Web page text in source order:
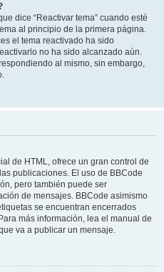
dice “Reactivar tema” cuando esté
al principio de la primera página.
el tema reactivado ha sido
no ha sido alcanzado aún.
al mismo, sin embargo,
de HTML, ofrece un gran control de
publicaciones. El uso de BBCode
pero también puede ser
de mensajes. BBCode asimismo
se encuentran encerrados
más información, lea el manual de
va a publicar un mensaje.